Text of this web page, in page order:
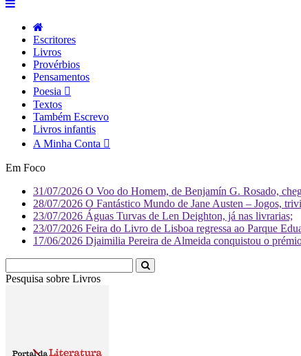
Escritores
Livros
Provérbios
Pensamentos
Poesia
Textos
Também Escrevo
Livros infantis
A Minha Conta
Em Foco
31/07/2026 O Voo do Homem, de Benjamín G. Rosado,
28/07/2026 O Fantástico Mundo de Jane Austen – Jogos,
23/07/2026 Águas Turvas de Len Deighton, já nas livrarias;
23/07/2026 Feira do Livro de Lisboa regressa ao Parque
17/06/2026 Djaimilia Pereira de Almeida conquistou o
Pesquisa sobre Liv